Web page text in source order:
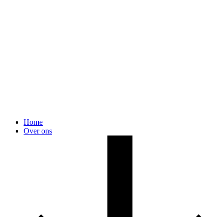
Home
Over ons